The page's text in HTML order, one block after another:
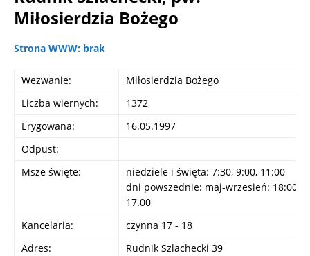
Miłosierdzia Bożego
Strona WWW: brak
Wezwanie:
Miłosierdzia Bożego
Liczba wiernych:
1372
Erygowana:
16.05.1997
Odpust:
Msze święte:
niedziele i święta: 7:30, 9:00, 11:00
dni powszednie: maj-wrzesień: 18:00;
17.00
Kancelaria:
czynna 17 - 18
Adres:
Rudnik Szlachecki 39